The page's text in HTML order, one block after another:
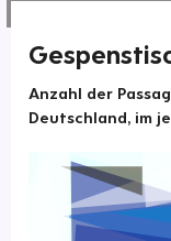
Anzahl der
Deutschland, im